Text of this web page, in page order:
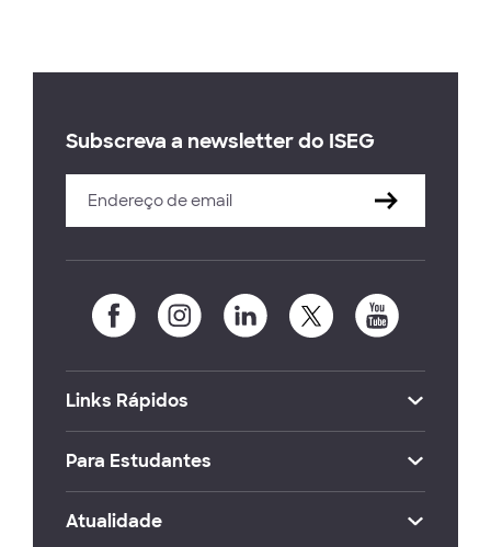
Subscreva a newsletter do ISEG
Links Rápidos
Para Estudantes
Atualidade